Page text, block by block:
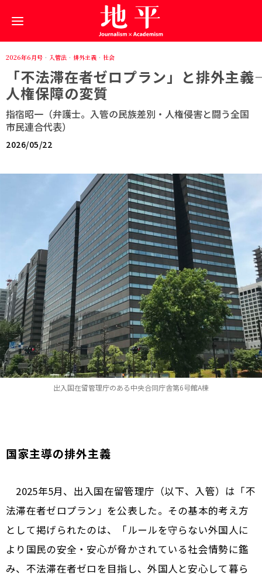
2026年6月号 · 入管法 · 排外主義 · 社会
「不法滞在者ゼロプラン」と排外主義――
人権保障の変質
指宿昭一（弁護士。入管の民族差別・人権侵害と闘う全国
市民連合代表）
2026/05/22
出入国在留管理庁のある中央合同庁舎第6号館A棟
国家主導の排外主義
2025年5月、出入国在留管理庁（以下、入管）は「不
法滞在者ゼロプラン」を公表した。その基本的考え方
として掲げられたのは、「ルールを守らない外国人に
より国民の安全・安心が脅かされている社会情勢に鑑
み、不法滞在者ゼロを目指し、外国人と安心して暮ら